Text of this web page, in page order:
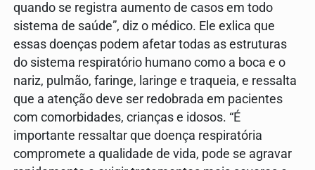
quando se registra aumento de casos em todo
sistema de saúde”, diz o médico. Ele exlica que
essas doenças podem afetar todas as estruturas
do sistema respiratório humano como a boca e o
nariz, pulmão, faringe, laringe e traqueia, e ressalta
que a atenção deve ser redobrada em pacientes
com comorbidades, crianças e idosos. “É
importante ressaltar que doença respiratória
compromete a qualidade de vida, pode se agravar